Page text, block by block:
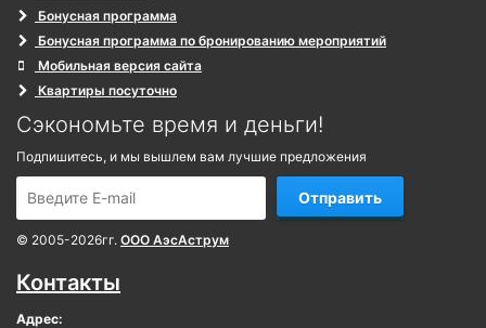
Бонусная программа
Бонусная программа по бронированию мероприятий
Мобильная версия сайта
Квартиры посуточно
Сэкономьте время и деньги!
Подпишитесь, и мы вышлем вам лучшие предложения
Отправить
© 2005-2026гг. ООО АэсАструм
Контакты
Адрес: